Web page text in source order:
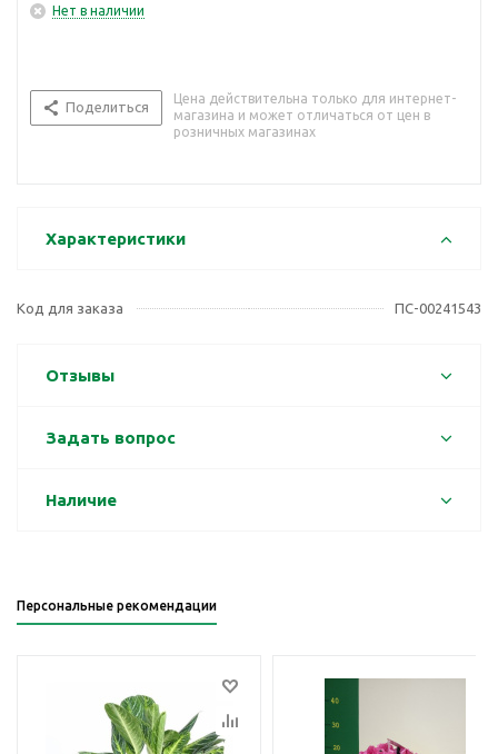
Нет в наличии
Поделиться
Цена действительна только для интернет-
магазина и может отличаться от цен в
розничных магазинах
Характеристики
Код для заказа ПС-00241543
Отзывы
Задать вопрос
Наличие
Персональные рекомендации